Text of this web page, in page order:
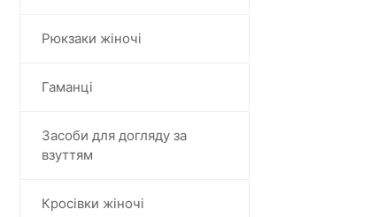
Рюкзаки жіночі
Гаманці
Засоби для догляду за
взуттям
Кросівки жіночі